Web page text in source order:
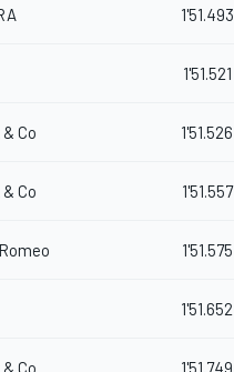
1'51.493
1'51.521
Co 1'51.526
Co 1'51.557
1'51.575
1'51.652
Co 1'51.749